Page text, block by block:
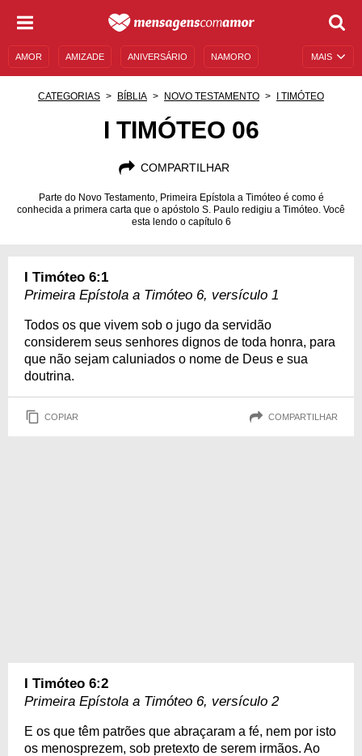
MAIS
AMOR AMIZADE ANIVERSÁRIO NAMORO
AUTOAJUDA
CATEGORIAS BÍBLIA NOVO TESTAMENTO I TIMÓTEO
I TIMÓTEO 06
COMPARTILHAR
Parte do Novo Testamento, Primeira Epístola a Timóteo é como é
conhecida a primera carta que o apóstolo S. Paulo redigiu a Timóteo. Você
esta lendo o capítulo 6
I Timóteo 6:1
Primeira Epístola a Timóteo 6, versículo 1
Todos os que vivem sob o jugo da servidão
considerem seus senhores dignos de toda honra, para
que não sejam caluniados o nome de Deus e sua
doutrina.
COPIAR COMPARTILHAR
I Timóteo 6:2
Primeira Epístola a Timóteo 6, versículo 2
E os que têm patrões que abraçaram a fé, nem por isto
os menosprezem, sob pretexto de serem irmãos. Ao